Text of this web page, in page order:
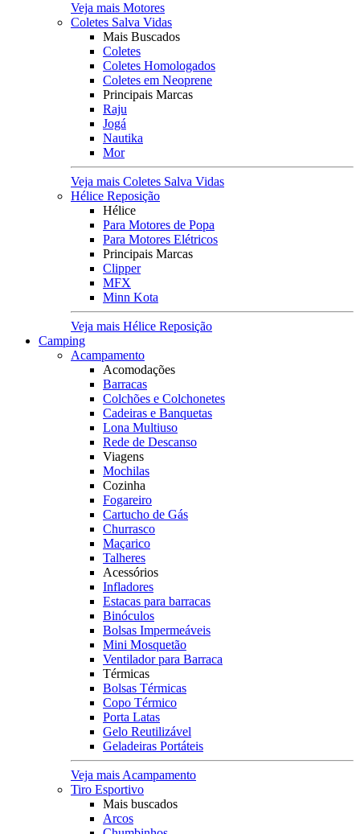
Veja mais Motores
Coletes Salva Vidas
Mais Buscados
Coletes
Coletes Homologados
Coletes em Neoprene
Principais Marcas
Raju
Jogá
Nautika
Mor
Veja mais Coletes Salva Vidas
Hélice Reposição
Hélice
Para Motores de Popa
Para Motores Elétricos
Principais Marcas
Clipper
MFX
Minn Kota
Veja mais Hélice Reposição
Camping
Acampamento
Acomodações
Barracas
Colchões e Colchonetes
Cadeiras e Banquetas
Lona Multiuso
Rede de Descanso
Viagens
Mochilas
Cozinha
Fogareiro
Cartucho de Gás
Churrasco
Maçarico
Talheres
Acessórios
Infladores
Estacas para barracas
Binóculos
Bolsas Impermeáveis
Mini Mosquetão
Ventilador para Barraca
Térmicas
Bolsas Térmicas
Copo Térmico
Porta Latas
Gelo Reutilizável
Geladeiras Portáteis
Veja mais Acampamento
Tiro Esportivo
Mais buscados
Arcos